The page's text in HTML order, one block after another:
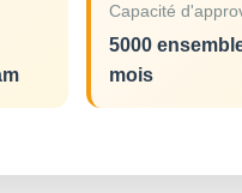
Capacité
5000
mois